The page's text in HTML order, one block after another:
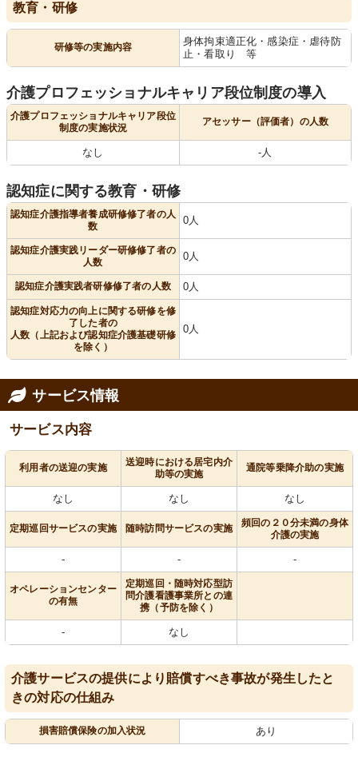
教育・研修
研修等の実施内容
身体拘束適正化・感染症・虐待防
止・看取り 等
介護プロフェッショナルキャリア段位制度の導入
介護プロフェッショナルキャリア段位
制度の実施状況
アセッサー（評価者）の人数
なし -人
認知症に関する教育・研修
認知症介護指導者養成研修修了者の人
数
0人
認知症介護実践リーダー研修修了者の
人数
0人
認知症介護実践者研修修了者の人数 0人
認知症対応力の向上に関する研修を修
了した者の
人数（上記および認知症介護基礎研修
を除く）
0人
サービス情報
サービス内容
利用者の送迎の実施
送迎時における居宅内介
助等の実施
通院等乗降介助の実施
なし なし なし
定期巡回サービスの実施 随時訪問サービスの実施
頻回の２０分未満の身体
介護の実施
- - -
オペレーションセンター
の有無
定期巡回・随時対応型訪
問介護看護事業所との連
携（予防を除く）
- なし
介護サービスの提供により賠償すべき事故が発生したと
きの対応の仕組み
損害賠償保険の加入状況 あり